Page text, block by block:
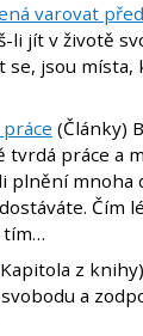
varovat
li jít v životě
jsou místa,
(Články)
tvrdá práce a
plnění mnoha
Čím
tím…
z
a